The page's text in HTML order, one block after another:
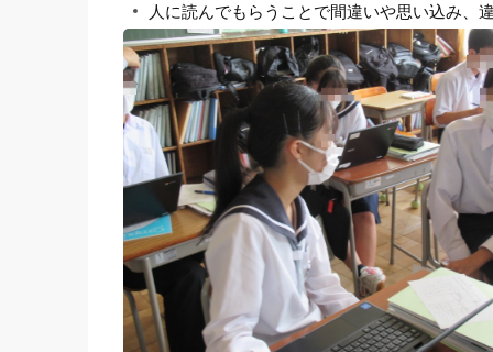
人に読んでもらうことで間違いや思い込み、